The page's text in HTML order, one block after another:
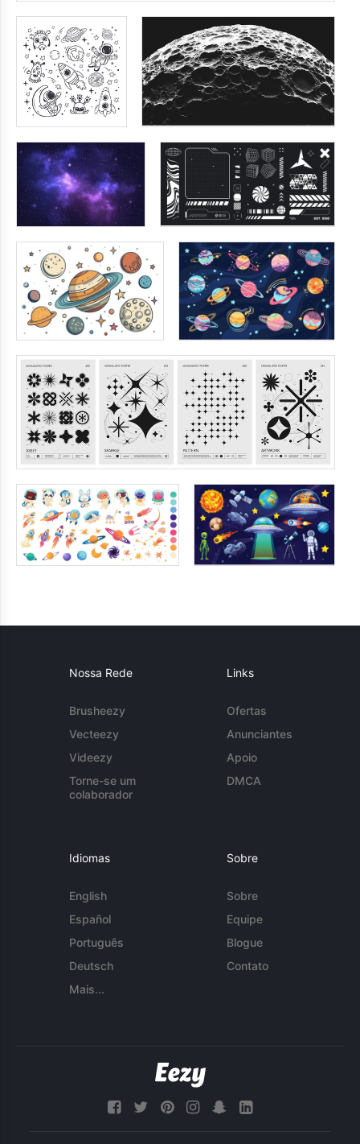
Nossa Rede
Brusheezy
Vecteezy
Videezy
Torne-se um
colaborador
Links
Ofertas
Anunciantes
Apoio
DMCA
Idiomas
English
Español
Português
Deutsch
Mais...
Sobre
Sobre
Equipe
Blogue
Contato